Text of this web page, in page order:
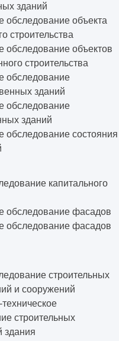
зданий
обследование объекта
строительства
обследование объектов
строительства
обследование
зданий
обследование
зданий
обследование состояния
капитального
обследование фасадов
обследование фасадов
строительных
и сооружений
строительных
здания